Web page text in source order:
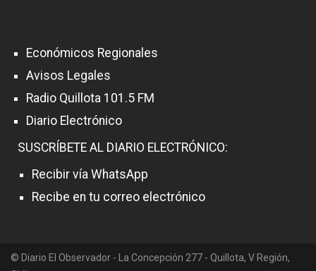
Económicos Regionales
Avisos Legales
Radio Quillota 101.5 FM
Diario Electrónico
SUSCRÍBETE AL DIARIO ELECTRÓNICO:
Recibir vía WhatsApp
Recibe en tu correo electrónico
© Diario El Observador - La Concepción 277 - Quillota, V Región,